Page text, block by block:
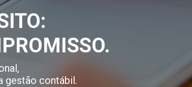
gestão contábil.